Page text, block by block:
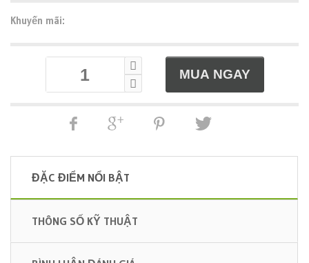
Khuyến mãi:
ĐẶC ĐIỂM NỔI BẬT
THÔNG SỐ KỸ THUẬT